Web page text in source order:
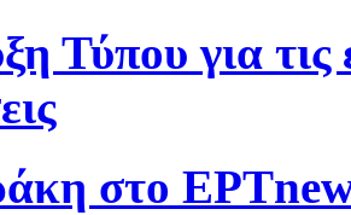
Τύπου για τις
στο